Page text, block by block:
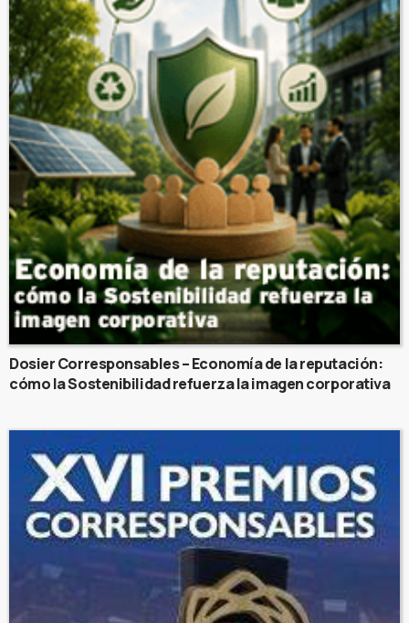
Dosier Corresponsables – Economía de la reputación:
cómo la Sostenibilidad refuerza la imagen corporativa